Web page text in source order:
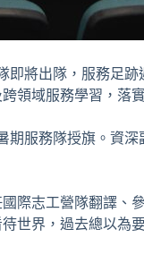
將出隊，服務足
領域服務學習，落
服務隊授旗。資
際志工營隊翻譯
界，過去總以